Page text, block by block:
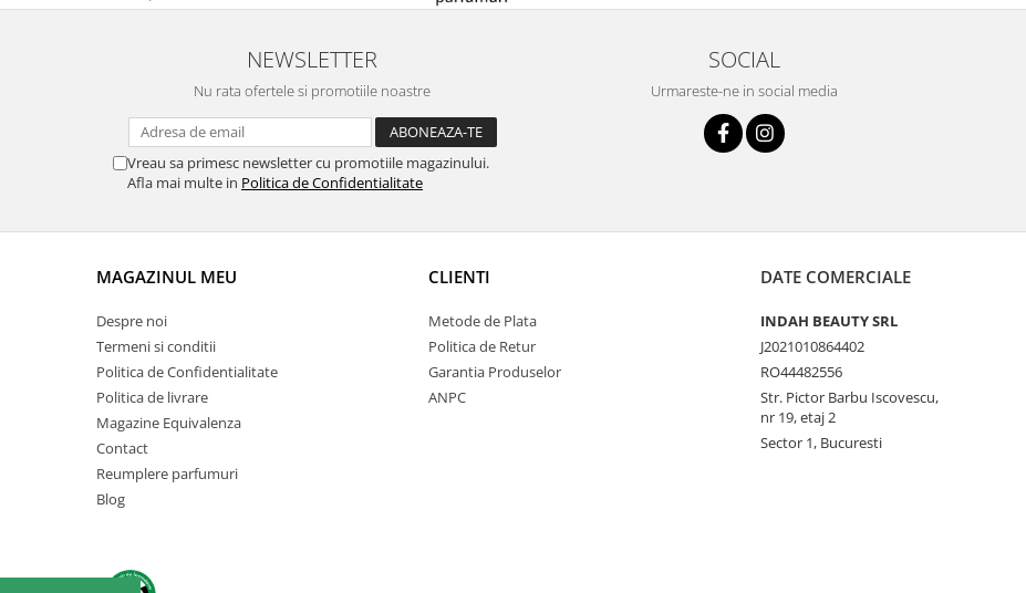
NEWSLETTER
Nu rata ofertele si promotiile noastre
Vreau sa primesc newsletter cu promotiile magazinului.
Afla mai multe in Politica de Confidentialitate
SOCIAL
Urmareste-ne in social media
MAGAZINUL MEU
Despre noi
Termeni si conditii
Politica de Confidentialitate
Politica de livrare
Magazine Equivalenza
Contact
Reumplere parfumuri
Blog
CLIENTI
Metode de Plata
Politica de Retur
Garantia Produselor
ANPC
DATE COMERCIALE
INDAH BEAUTY SRL
J2021010864402
RO44482556
Str. Pictor Barbu Iscovescu,
nr 19, etaj 2
Sector 1, Bucuresti